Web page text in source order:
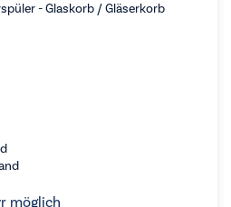
- Glaskorb / Gläserkorb
möglich